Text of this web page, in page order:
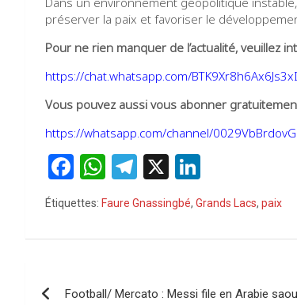
préserver la paix et favoriser le
Pour ne rien manquer de l’actualité, veuillez
https://chat.whatsapp.com/
Vous pouvez aussi vous abonner
https://whatsapp.com/channel/
F
a
b
o
W
h
s
p
T
el
gr
m
X
n
dI
Étiquettes: Faure Gnassingbé, Grands Lacs, paix
Football/ Mercato : Messi file en Arabie